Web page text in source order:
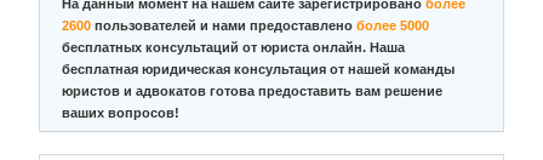
На данный момент на нашем сайте зарегистрировано более
2600 пользователей и нами предоставлено более 5000
бесплатных консультаций от юриста онлайн. Наша
бесплатная юридическая консультация от нашей команды
юристов и адвокатов готова предоставить вам решение
ваших вопросов!